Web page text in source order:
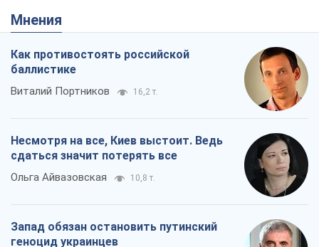
Мнения
Как противостоять российской
баллистике
Виталий Портников 16,2 т.
Несмотря на все, Киев выстоит. Ведь
сдаться значит потерять все
Ольга Айвазовская 10,8 т.
Запад обязан остановить путинский
геноцид украинцев